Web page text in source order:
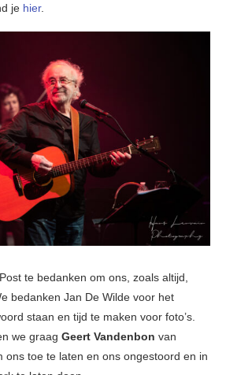
je hier.
te bedanken om ons, zoals altijd,
bedanken Jan De Wilde voor het
staan en tijd te maken voor foto’s.
we graag Geert Vandenbon van
ons toe te laten en ons ongestoord en in